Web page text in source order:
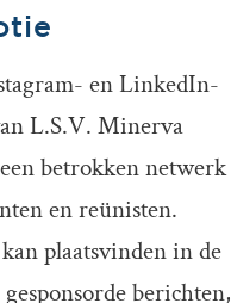
en LinkedIn-
L.S.V. Minerva
betrokken netwerk
en reünisten.
plaatsvinden in de
berichten,